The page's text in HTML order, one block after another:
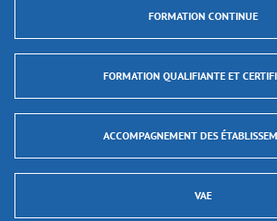
FORMATION CONTINUE
FORMATION QUALIFIANTE ET
ACCOMPAGNEMENT DES
VAE